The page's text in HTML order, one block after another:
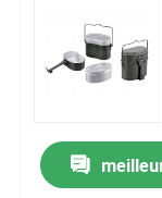
Gilet à
Casque
Plats